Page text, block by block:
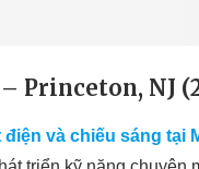
Princeton, NJ
và chiếu sáng tại